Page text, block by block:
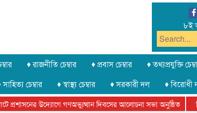
৮ই
♦ রাজনীতি চেম্বার ♦ প্রবাস চেম্বার ♦ তথ্যপ্রযুক্তি
চেম্বার ♦ স্বাস্থ্য চেম্বার ♦ সরকারী দল ♦
প্রশাসনের উদ্যোগে গণঅভ্যুত্থান দিবসের আলোচনা সভা অনুষ্ঠিত